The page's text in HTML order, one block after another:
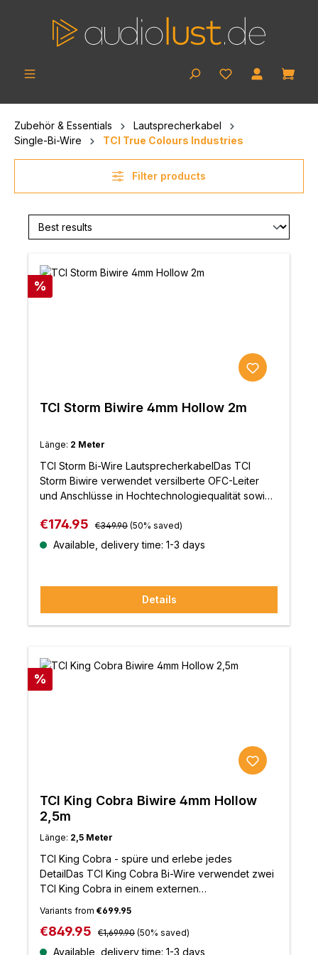
Zubehör & Essentials
Lautsprecherkabel
Single-Bi-Wire
TCI True Colours Industries
Filter products
Discount
%
TCI Storm Biwire 4mm Hollow 2m
Länge: 2 Meter
TCI Storm Bi-Wire LautsprecherkabelDas TCI
Storm Biwire verwendet versilberte OFC-Leiter
und Anschlüsse in Hochtechnologiequalität sowie
neutral und dynamisch klingendes Kabel und
vermittelt dennoch den selten erreichten Eindruck
sauerstofffreie Leiter von 57/0,20mmUmmantelt mit
flammhemmendem SuperthaneBiwire-Aufbau
Sale price:
€174.95 Regular price:
€349.90 (50% saved)
Available, delivery time: 1-3 days
Details
Discount
%
TCI King Cobra Biwire 4mm Hollow
2,5m
Länge: 2,5 Meter
TCI King Cobra - spüre und erlebe jedes
DetailDas TCI King Cobra Bi-Wire verwendet zwei
TCI King Cobra in einem externen
Designkompromisse zu bieten, die bei Bi-Wire-
Kabeln oft zu finden sind. Es gewährleistet die
Variants from €699.95
Sale price:
€849.95 Regular price:
€1,699.90 (50% saved)
Available, delivery time: 1-3 days